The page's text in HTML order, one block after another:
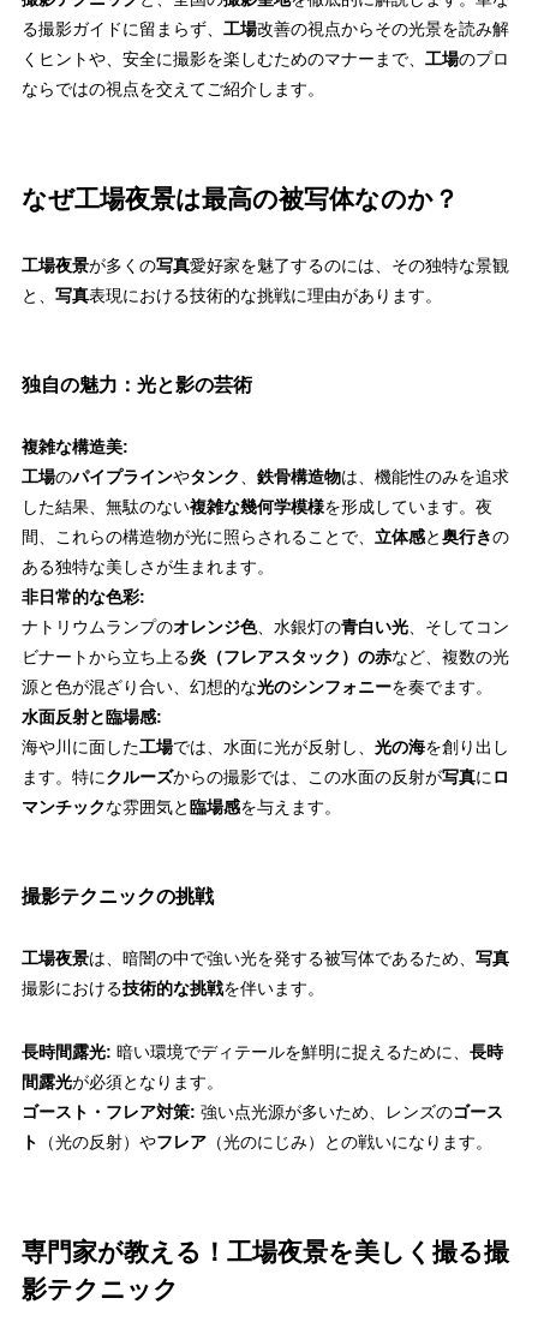
る撮影ガイドに留まらず、 工場改善の視点からその光景を読み解
くヒントや、安全に撮影を楽しむためのマナーまで、 工場のプロ
ならではの視点を交えてご紹介します。
なぜ工場夜景は最高の被写体なのか？
工場夜景が多くの写真愛好家を魅了するのには、その独特な景観
と、 写真表現における技術的な挑戦に理由があります。
独自の魅力：光と影の芸術
複雑な構造美:
工場のパイプラインやタンク 鉄骨構造物は、機能性のみを追求
した結果、無駄のない複雑な幾何学模様を形成しています。夜
間、これらの構造物が光に照らされることで、 立体感と奥行きの
ある独特な美しさが生まれます。
非日常的な色彩:
ナトリウムランプのオレンジ色、水銀灯の青白い光、そしてコン
ビナートから立ち上る炎（フレアスタック）の赤など、複数の光
源と色が混ざり合い、幻想的な光のシンフォニーを奏でます。
水面反射と臨場感:
海や川に面した工場では、水面に光が反射し、 光の海を創り出し
ます。特にクルーズからの撮影では、この水面の反射が写真に ロ
マンチックな雰囲気と 臨場感を与えます。
撮影テクニックの挑戦
工場夜景は、暗闇の中で強い光を発する被写体であるため、 写真
撮影における技術的な挑戦を伴います。
長時間露光: 暗い環境でディテールを鮮明に捉えるために、 長時
間露光が必須となります。
ゴースト・フレア対策: 強い点光源が多いため、レンズのゴース
ト
（光の反射）やフレア（光のにじみ）との戦いになります。
専門家が教える！工場夜景を美しく撮る撮
影テクニック